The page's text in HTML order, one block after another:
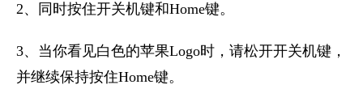
2、同时按住开关机键和Home键。
3、当你看见白色的苹果Logo时，请松开开关机键，
并继续保持按住Home键。